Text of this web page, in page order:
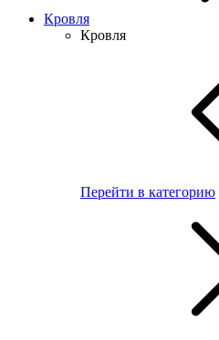
Кровля
Кровля
Перейти в категорию